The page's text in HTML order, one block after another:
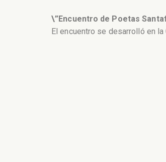
\”Encuentro de Poetas
El encuentro se desarrolló en